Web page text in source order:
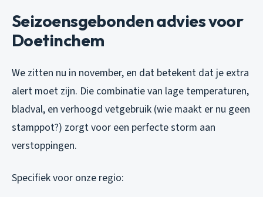
Seizoensgebonden advies voor
Doetinchem
We zitten nu in november, en dat betekent dat je extra
alert moet zijn. Die combinatie van lage temperaturen,
bladval, en verhoogd vetgebruik (wie maakt er nu geen
stamppot?) zorgt voor een perfecte storm aan
verstoppingen.
Specifiek voor onze regio: